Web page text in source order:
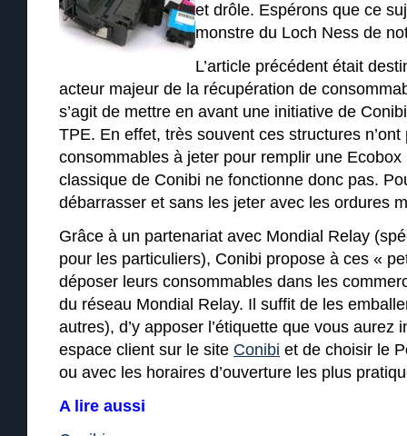
et drôle. Espérons que ce
monstre du Loch Ness de
L’article précédent était
acteur majeur de la récupération de
s’agit de mettre en avant une initiative de
TPE. En effet, très souvent ces structures
consommables à jeter pour remplir une
classique de Conibi ne fonctionne donc pas.
débarrasser et sans les jeter avec les ordures
Grâce à un partenariat avec Mondial Relay
pour les particuliers), Conibi propose à ces «
déposer leurs consommables dans les
du réseau Mondial Relay. Il suffit de les
autres), d’y apposer l’étiquette que vous aurez
espace client sur le site Conibi et de choisir le
ou avec les horaires d’ouverture les plus
A lire aussi